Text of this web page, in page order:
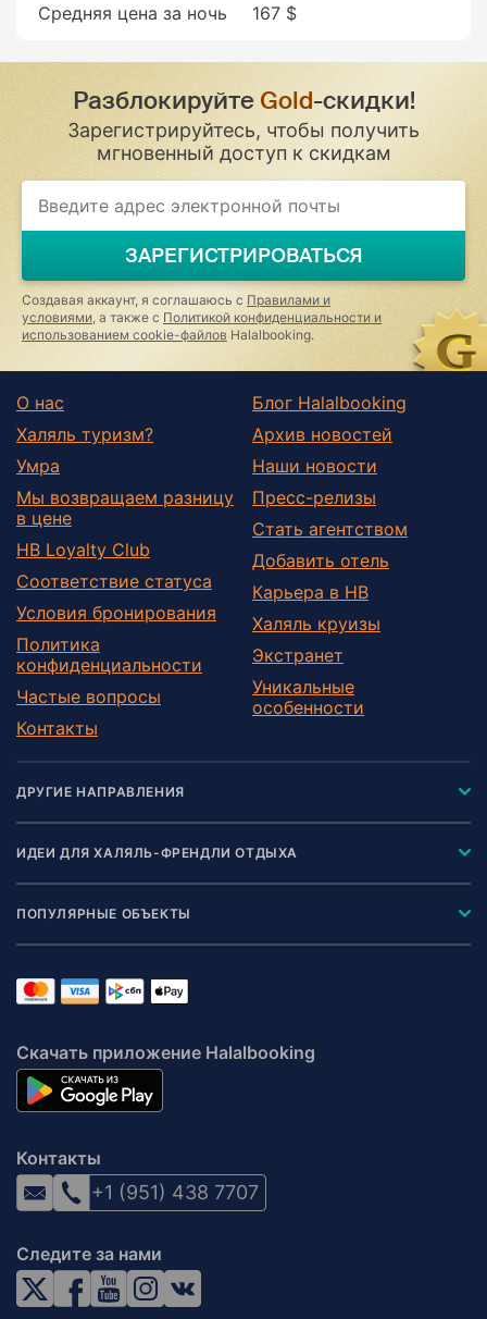
Средняя цена за ночь
167 $
Разблокируйте Gold-скидки!
Зарегистрируйтесь, чтобы получить
мгновенный доступ к скидкам
If
you
ignore
this
field
ЗАРЕГИСТРИРОВАТЬСЯ
Создавая аккаунт, я соглашаюсь с Правилами и
условиями , а также с Политикой конфиденциальности и
использованием cookie-файлов Halalbooking.
О нас
Халяль туризм?
Умра
Мы возвращаем разницу
в цене
HB Loyalty Club
Соответствие статуса
Условия бронирования
Политика
конфиденциальности
Частые вопросы
Контакты
Блог Halalbooking
Архив новостей
Наши новости
Пресс-релизы
Стать агентством
Добавить отель
Карьера в HB
Халяль круизы
Экстранет
Уникальные
особенности
ДРУГИЕ НАПРАВЛЕНИЯ
ИДЕИ ДЛЯ ХАЛЯЛЬ-ФРЕНДЛИ ОТДЫХА
ПОПУЛЯРНЫЕ ОБЪЕКТЫ
Скачать приложение Halalbooking
Контакты
+1 (951) 438 7707
Следите за нами